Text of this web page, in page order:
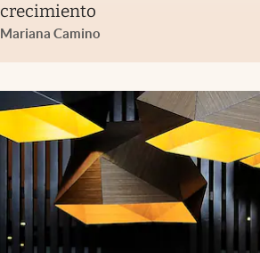
crecimiento
Mariana Camino